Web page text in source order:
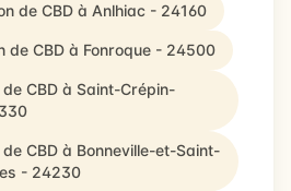
de CBD à Anlhiac - 24160
de CBD à Fonroque - 24500
CBD à Saint-Crépin-
CBD à Bonneville-et-Saint-
- 24230